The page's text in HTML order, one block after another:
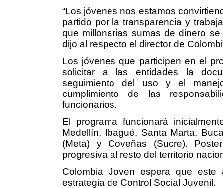
“Los jóvenes nos estamos
partido por la transparencia y
que millonarias sumas de dinero
dijo al respecto el director de
Los jóvenes que participen en el
solicitar a las entidades la
seguimiento del uso y el
cumplimiento de las
funcionarios.
El programa funcionará
Medellín, Ibagué, Santa Marta,
(Meta) y Coveñas (Sucre).
progresiva al resto del territorio
Colombia Joven espera que
estrategia de Control Social Juvenil.